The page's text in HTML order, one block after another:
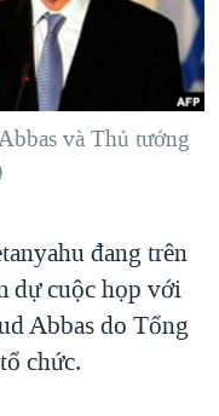
và Thủ tướng
đang trên
dự cuộc họp với
Abbas do Tổng
chức.